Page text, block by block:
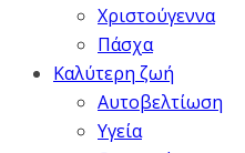
Χριστούγεννα
Πάσχα
Καλύτερη ζωή
Αυτοβελτίωση
Υγεία